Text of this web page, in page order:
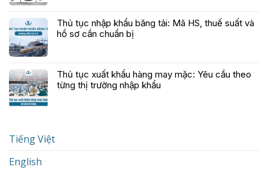
Thủ tục nhập khẩu băng tải: Mã HS, thuế suất và
hồ sơ cần chuẩn bị
Thủ tục xuất khẩu hàng may mặc: Yêu cầu theo
từng thị trường nhập khẩu
Tiếng Việt
English